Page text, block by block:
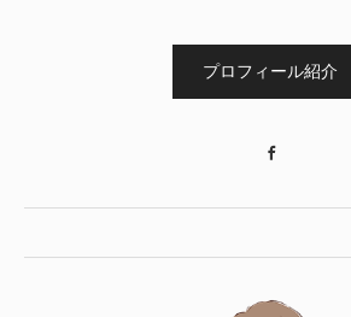
プロフィール紹介